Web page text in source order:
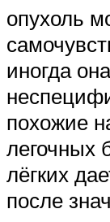
опухоль
иногда
похожие
легочных
лёгких
после